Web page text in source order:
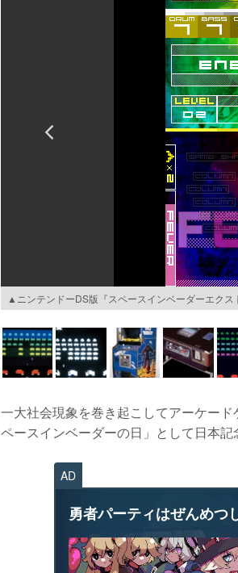
▲ニンテンドーDS版『スペースインベーダーエクス
一大社会現象を巻き起こしてアーケー
ペースインベーダーの日」として日本
AD
勇者パーティはぜんめつ